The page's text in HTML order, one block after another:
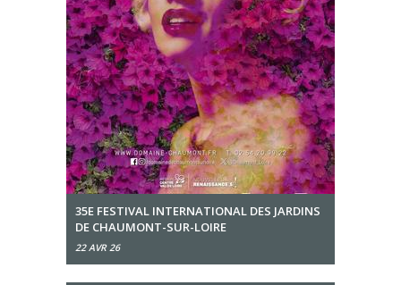
35E FESTIVAL INTERNATIONAL DES JARDINS
DE CHAUMONT-SUR-LOIRE
22 AVR 26